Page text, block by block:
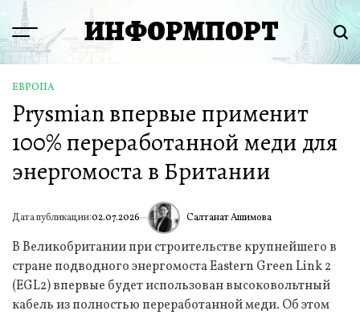
Перейти
содержимому
Menu ИНФОРМПОРТ
ОПУБЛИКОВАНО
В
ЕВРОПА
Prysmian впервые применит
100% переработанной меди для
энергомоста в Британии
Дата публикации:02.07.2026 ИА Салтанат Ашимова
В Великобритании при строительстве крупнейшего в
стране подводного энергомоста Eastern Green Link 2
(EGL2) впервые будет использован высоковольтный
кабель из полностью переработанной меди. Об этом